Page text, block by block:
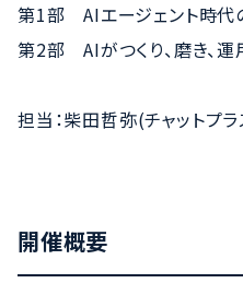
第1部 AIエージェント時代
第2部 AIがつくり、磨き、運
担当：柴田哲弥(チャットプ
開催概要